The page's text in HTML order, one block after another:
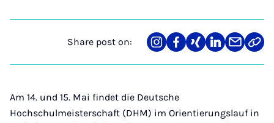
Share post on:
Share
on
Teilen
auf
Teilen
auf
Teilen
auf
Teilen
über
Link
Am 14. und 15. Mai findet die Deutsche
Hochschulmeisterschaft (DHM) im Orientierungslauf in